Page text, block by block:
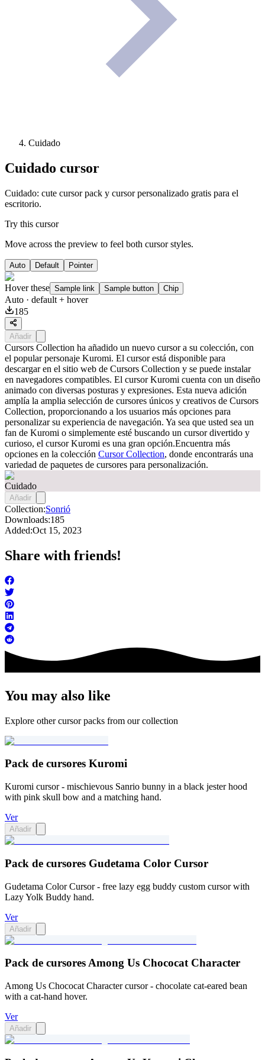
Cuidado
Cuidado cursor
Cuidado: cute cursor pack y cursor personalizado gratis para el
escritorio.
Try this cursor
Move across the preview to feel both cursor styles.
Auto Default Pointer
Hover these Sample link Sample button Chip
Auto · default + hover
185
Añadir
Cursors Collection ha añadido un nuevo cursor a su colección, con
el popular personaje Kuromi. El cursor está disponible para
descargar en el sitio web de Cursors Collection y se puede instalar
en navegadores compatibles. El cursor Kuromi cuenta con un diseño
animado con diversas posturas y expresiones. Esta nueva adición
amplía la amplia selección de cursores únicos y creativos de Cursors
Collection, proporcionando a los usuarios más opciones para
personalizar su experiencia de navegación. Ya sea que usted sea un
fan de Kuromi o simplemente esté buscando un cursor divertido y
curioso, el cursor Kuromi es una gran opción.Encuentra más
opciones en la colección Cursor Collection, donde encontrarás una
variedad de paquetes de cursores para personalización.
Cuidado
Añadir
Collection:Sonrió
Downloads:185
Added:Oct 15, 2023
Share with friends!
You may also like
Explore other cursor packs from our collection
Pack de cursores Kuromi
Kuromi cursor - mischievous Sanrio bunny in a black jester hood
with pink skull bow and a matching hand.
Ver
Añadir
Pack de cursores Gudetama Color Cursor
Gudetama Color Cursor - free lazy egg buddy custom cursor with
Lazy Yolk Buddy hand.
Ver
Añadir
Pack de cursores Among Us Chococat Character
Among Us Chococat Character cursor - chocolate cat-eared bean
with a cat-hand hover.
Ver
Añadir